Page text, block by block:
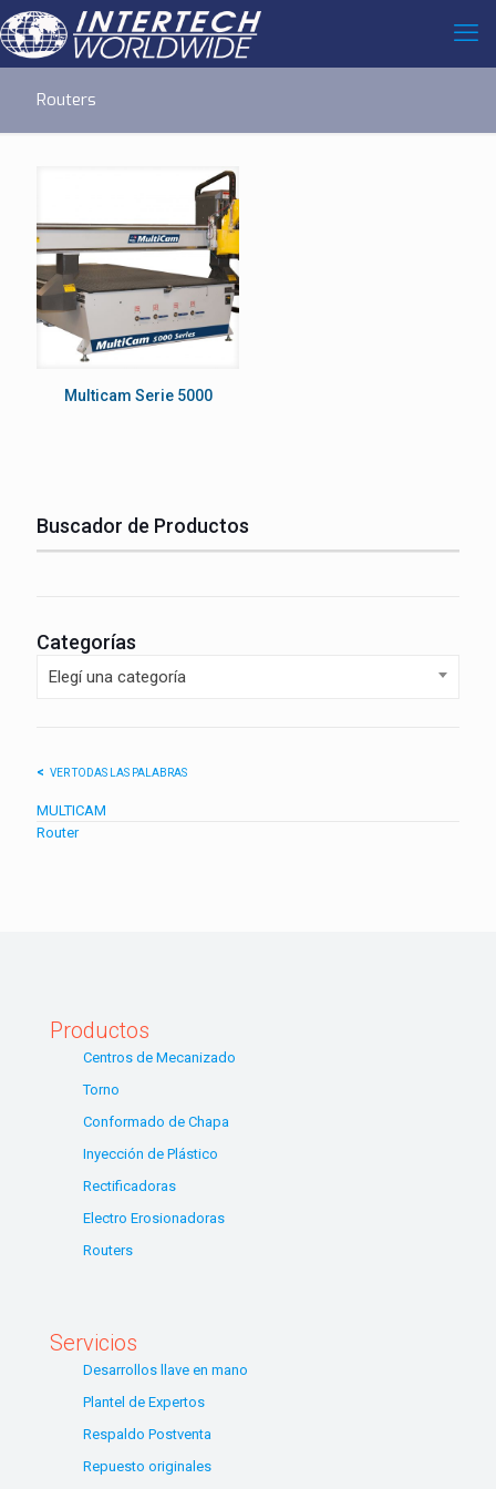
Routers
Multicam Serie 5000
Buscador de Productos
Categorías
Elegí una categoría
VER TODAS LAS PALABRAS
MULTICAM
Router
Productos
Centros de Mecanizado
Torno
Conformado de Chapa
Inyección de Plástico
Rectificadoras
Electro Erosionadoras
Routers
Servicios
Desarrollos llave en mano
Plantel de Expertos
Respaldo Postventa
Repuesto originales